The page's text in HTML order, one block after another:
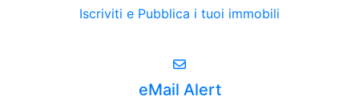
Iscriviti e Pubblica i tuoi immobili
eMail Alert